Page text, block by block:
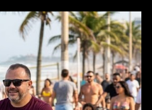
será ministrada pelo
Amâncio. Ele é docente da
da Bahia, doutor em História
e pesquisador visitante na
reproduzir modelos
o curso estimula os